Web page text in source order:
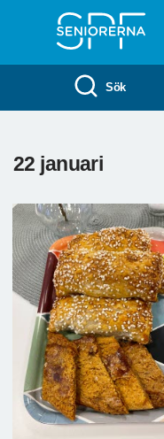
Sök
22 januari